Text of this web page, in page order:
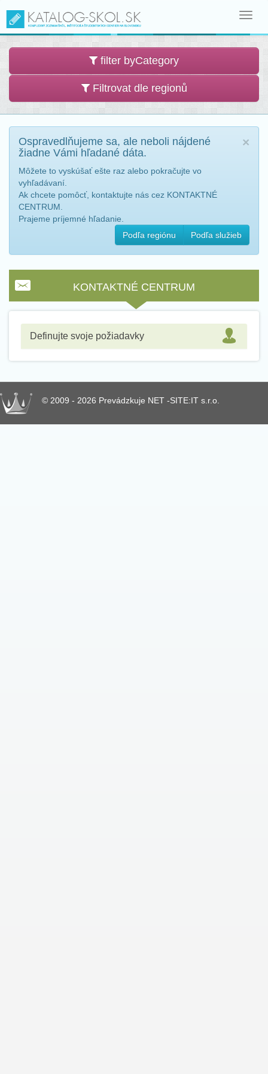
filter byCategory
Filtrovat dle regionů
×
Ospravedlňujeme sa, ale neboli nájdené
žiadne Vámi hľadané dáta.
Môžete to vyskúšať ešte raz alebo pokračujte vo
vyhľadávaní.
Ak chcete pomôcť, kontaktujte nás cez KONTAKTNÉ
CENTRUM.
Prajeme príjemné hľadanie.
Podľa regiónu
Podľa služieb
KONTAKTNÉ CENTRUM
Definujte svoje požiadavky
© 2009 - 2026 Prevádzkuje NET -SITE:IT s.r.o.